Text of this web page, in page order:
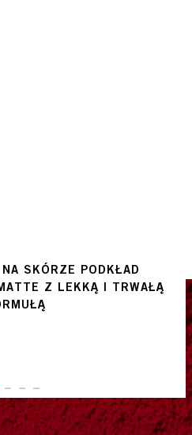
SKÓRZE PODKŁAD
Z LEKKĄ I TRWAŁĄ
01 (CURRENT SLIDE)
ITEM 02
ITEM 03
ITEM 04